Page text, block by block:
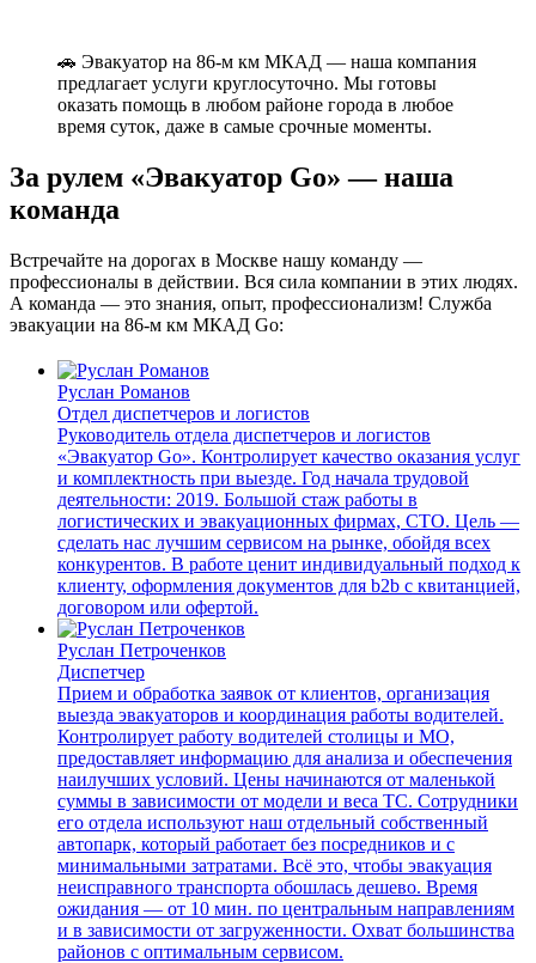
🚗 Эвакуатор на 86-м км МКАД — наша компания
предлагает услуги круглосуточно. Мы готовы
оказать помощь в любом районе города в любое
время суток, даже в самые срочные моменты.
За рулем «Эвакуатор Go» — наша
команда
Встречайте на дорогах в Москве нашу команду —
профессионалы в действии. Вся сила компании в этих людях.
А команда — это знания, опыт, профессионализм! Служба
эвакуации на 86-м км МКАД Go:
Руслан Романов
Отдел диспетчеров и логистов
Руководитель отдела диспетчеров и логистов
«Эвакуатор Go». Контролирует качество оказания услуг
и комплектность при выезде. Год начала трудовой
деятельности: 2019. Большой стаж работы в
логистических и эвакуационных фирмах, СТО. Цель —
сделать нас лучшим сервисом на рынке, обойдя всех
конкурентов. В работе ценит индивидуальный подход к
клиенту, оформления документов для b2b с квитанцией,
договором или офертой.
Руслан Петроченков
Диспетчер
Прием и обработка заявок от клиентов, организация
выезда эвакуаторов и координация работы водителей.
Контролирует работу водителей столицы и МО,
предоставляет информацию для анализа и обеспечения
наилучших условий. Цены начинаются от маленькой
суммы в зависимости от модели и веса ТС. Сотрудники
его отдела используют наш отдельный собственный
автопарк, который работает без посредников и с
минимальными затратами. Всё это, чтобы эвакуация
неисправного транспорта обошлась дешево. Время
ожидания — от 10 мин. по центральным направлениям
и в зависимости от загруженности. Охват большинства
районов с оптимальным сервисом.